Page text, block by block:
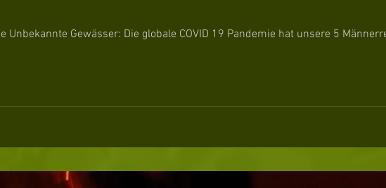
Unbekannte Gewässer: Die globale COVID 19 Pandemie hat unsere 5